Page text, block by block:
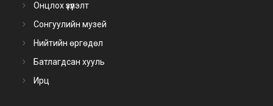
Онцлох үзүүлэлт
Сонгуулийн музей
Нийтийн өргөдөл
Батлагдсан хууль
Ирц